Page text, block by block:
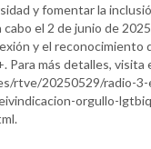
y fomentar la
cabo el 2 de junio de
y el reconocimiento
Para más detalles, visita
rtve/20250529/radio-
orgullo-